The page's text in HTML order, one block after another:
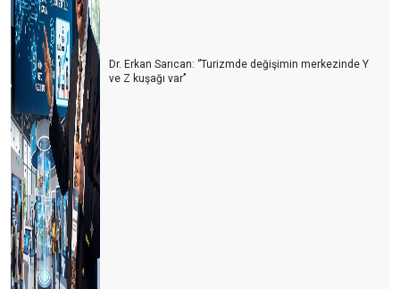
2024 TE DÜNYA TURİZMİ YENİ BİR SAYFA AÇIYOR
YILIN SON GÜNÜ YURT DIŞINDAN 82 UÇUŞ GERÇEKLEŞİYOR
İklim Direnci Vergisi’ ile turizmden kapatmaya çalışıyor
GÜVEN FİYATTAN ÖNEMLİ, SAVAŞLAR SEZONU BELİRLEYECEK
TATİL 2024’ TE DAHA UCUZ OLMAYACAK
ANTALYA’DA YILIN SÜRPRİZİ POLONYA, KAZANANI SİDE ,
GÖZDESİ GURBETÇİLER OLDU
AVRUPA PAZARI UMUTLU, BDT TEPKİLİ, ARAP PAZARI
TEMKİNLİ…
RUSLAR BU YIL NEREYE GİTTİLER?
Dr. Erkan Sarıcan: ‘’Turizmde değişimin merkezinde Y
ve Z kuşağı var’’